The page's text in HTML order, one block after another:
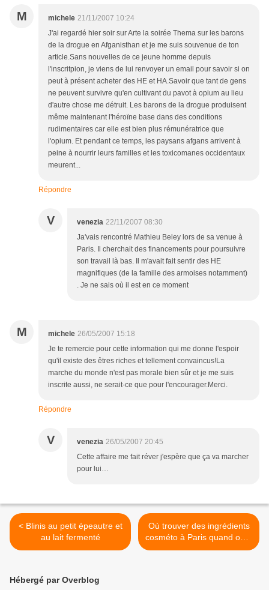
M michele 21/11/2007 10:24
J'ai regardé hier soir sur Arte la soirée Thema sur les barons
de la drogue en Afganisthan et je me suis souvenue de ton
article.Sans nouvelles de ce jeune homme depuis
l'inscritpion, je viens de lui renvoyer un email pour savoir si on
peut à présent acheter des HE et HA.Savoir que tant de gens
ne peuvent survivre qu'en cultivant du pavot à opium au lieu
d'autre chose me détruit. Les barons de la drogue produisent
même maintenant l'héroïne base dans des conditions
rudimentaires car elle est bien plus rémunératrice que
l'opium. Et pendant ce temps, les paysans afgans arrivent à
peine à nourrir leurs familles et les toxicomanes occidentaux
meurent...
Répondre
V venezia 22/11/2007 08:30
Ja'vais rencontré Mathieu Beley lors de sa venue à
Paris. Il cherchait des financements pour poursuivre
son travail là bas. Il m'avait fait sentir des HE
magnifiques (de la famille des armoises notamment)
. Je ne sais où il est en ce moment
M michele 26/05/2007 15:18
Je te remercie pour cette information qui me donne l'espoir
qu'il existe des êtres riches et tellement convaincus!La
marche du monde n'est pas morale bien sûr et je me suis
inscrite aussi, ne serait-ce que pour l'encourager.Merci.
Répondre
V venezia 26/05/2007 20:45
Cette affaire me fait réver j'espère que ça va marcher
pour lui…
< Blinis au petit épeautre et
au lait fermenté
Où trouver des ingrédients
cosméto à Paris quand on a
la flemme de commander
Hébergé par Overblog